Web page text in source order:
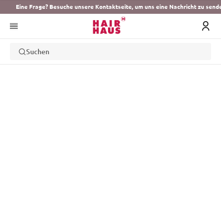
Eine Frage? Besuche unsere Kontaktseite, um uns eine Nachricht zu
Suchen